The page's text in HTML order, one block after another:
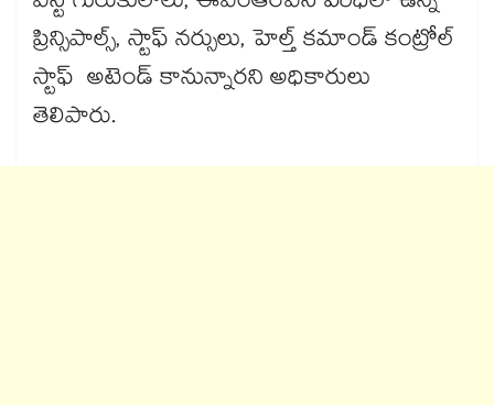
ప్రిన్సిపాల్స్, స్టాఫ్ నర్సులు, హెల్త్ కమాండ్ కంట్రోల్
స్టాఫ్ అటెండ్ కానున్నారని అధికారులు
తెలిపారు.